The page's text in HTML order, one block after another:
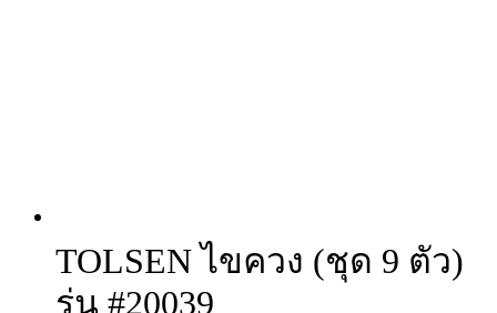
TOLSEN ไขควง (ชุด 9 ตัว)
รุ่น #20039